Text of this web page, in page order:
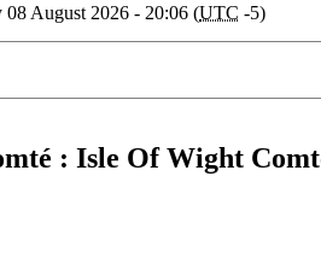
08 August 2026 - 20:06 (UTC -5)
: Isle Of Wight